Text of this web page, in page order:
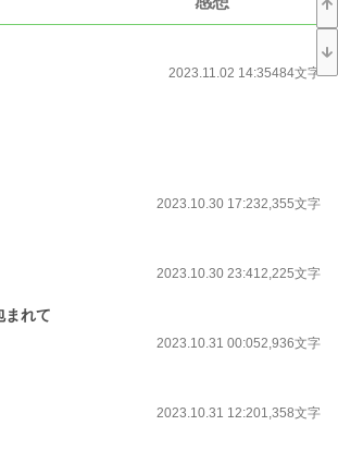
、修正しながら、ゆっくりUPしていきたいと思いま
生ドラッグ中毒おしっこサーバーをやらせようとした俺
れません。そのため、本作に登場する女性は成人１８歳
。今後利用規約に抵触したら、もう諦めます。2023.10.
件
2023.11.02 14:35484文字
2023.10.30 17:232,355文字
2023.10.30 23:412,225文字
まれて
2023.10.31 00:052,936文字
2023.10.31 12:201,358文字